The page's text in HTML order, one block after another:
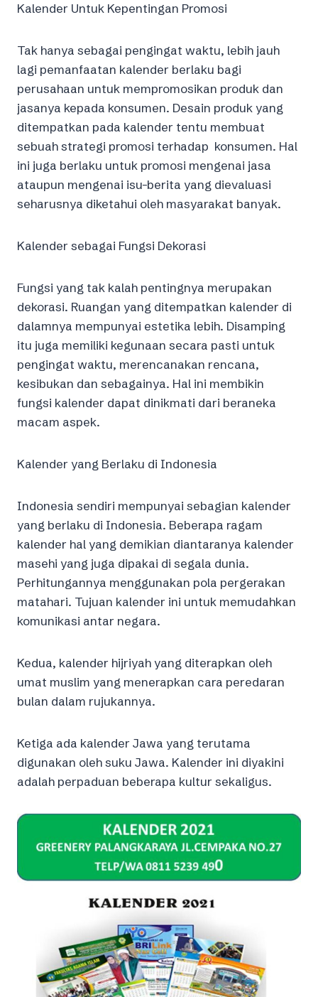
Kalender Untuk Kepentingan Promosi
Tak hanya sebagai pengingat waktu, lebih jauh
lagi pemanfaatan kalender berlaku bagi
perusahaan untuk mempromosikan produk dan
jasanya kepada konsumen. Desain produk yang
ditempatkan pada kalender tentu membuat
sebuah strategi promosi terhadap konsumen. Hal
ini juga berlaku untuk promosi mengenai jasa
ataupun mengenai isu-berita yang dievaluasi
seharusnya diketahui oleh masyarakat banyak.
Kalender sebagai Fungsi Dekorasi
Fungsi yang tak kalah pentingnya merupakan
dekorasi. Ruangan yang ditempatkan kalender di
dalamnya mempunyai estetika lebih. Disamping
itu juga memiliki kegunaan secara pasti untuk
pengingat waktu, merencanakan rencana,
kesibukan dan sebagainya. Hal ini membikin
fungsi kalender dapat dinikmati dari beraneka
macam aspek.
Kalender yang Berlaku di Indonesia
Indonesia sendiri mempunyai sebagian kalender
yang berlaku di Indonesia. Beberapa ragam
kalender hal yang demikian diantaranya kalender
masehi yang juga dipakai di segala dunia.
Perhitungannya menggunakan pola pergerakan
matahari. Tujuan kalender ini untuk memudahkan
komunikasi antar negara.
Kedua, kalender hijriyah yang diterapkan oleh
umat muslim yang menerapkan cara peredaran
bulan dalam rujukannya.
Ketiga ada kalender Jawa yang terutama
digunakan oleh suku Jawa. Kalender ini diyakini
adalah perpaduan beberapa kultur sekaligus.